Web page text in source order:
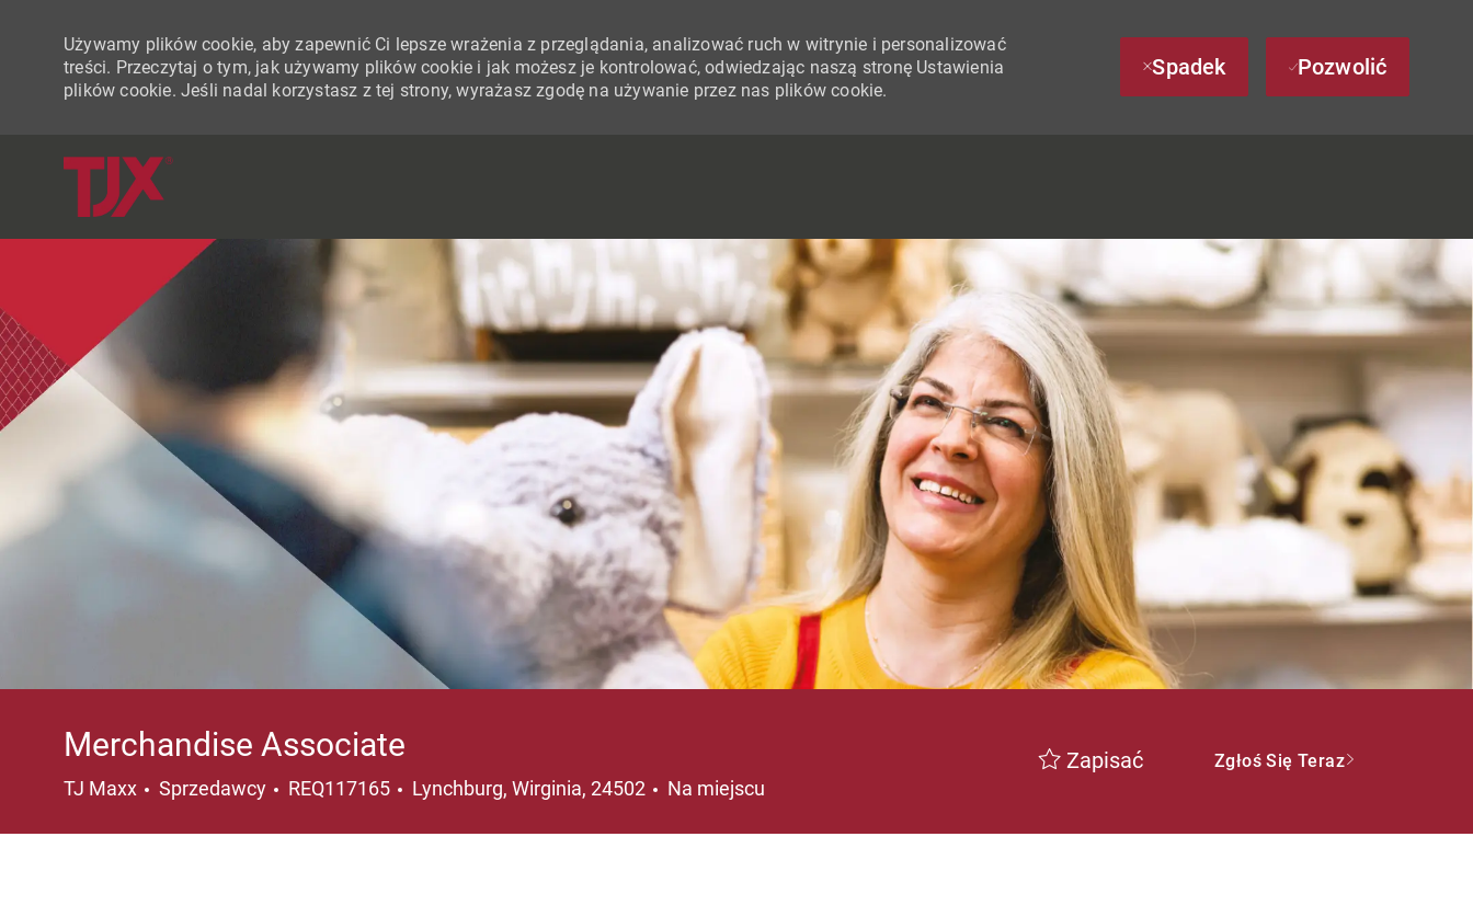
Używamy plików cookie, aby zapewnić Ci lepsze wrażenia z przeglądania, analizować ruch w witrynie i personalizować
treści. Przeczytaj o tym, jak używamy plików cookie i jak możesz je kontrolować, odwiedzając naszą stronę Ustawienia
plików cookie. Jeśli nadal korzystasz z tej strony, wyrażasz zgodę na używanie przez nas plików cookie.
Spadek Pozwolić
Merchandise Associate
TJ Maxx Kategoria
Sprzedawcy REQ117165 Lokalizacja
Lynchburg, Wirginia, 24502 Na miejscu
Zapisać Zgłoś Się Teraz